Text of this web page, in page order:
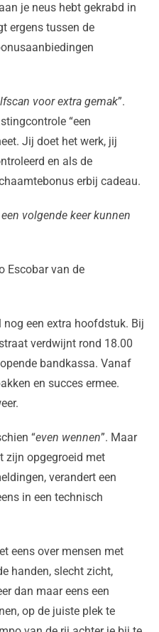
je neus hebt gekrabd in
ergens tussen de
voor extra gemak”.
“een
Jij doet het werk, jij
en als de
erbij cadeau.
volgende keer kunnen
Escobar van de
een extra hoofdstuk. Bij
verdwijnt rond 18.00
bandkassa. Vanaf
en succes ermee.
“even wennen”. Maar
zijn opgegroeid met
verandert een
in een technisch
eens over mensen met
handen, slecht zicht,
dan maar eens een
op de juiste plek te